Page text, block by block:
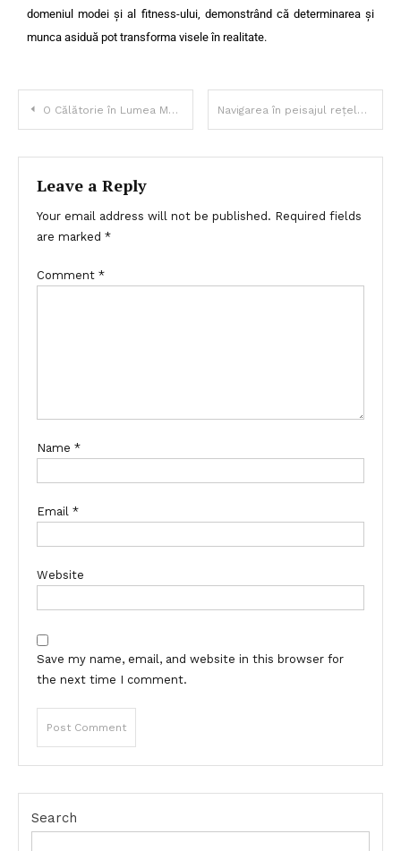
domeniul modei și al fitness-ului, demonstrând că determinarea și
munca asiduă pot transforma visele în realitate.
O Călătorie în Lumea Modei și a Divertismentului Navigarea în peisajul rețelelor sociale cu Emilly Steele
Leave a Reply
Your email address will not be published. Required fields
are marked *
Comment *
Name *
Email *
Website
Save my name, email, and website in this browser for
the next time I comment.
Search